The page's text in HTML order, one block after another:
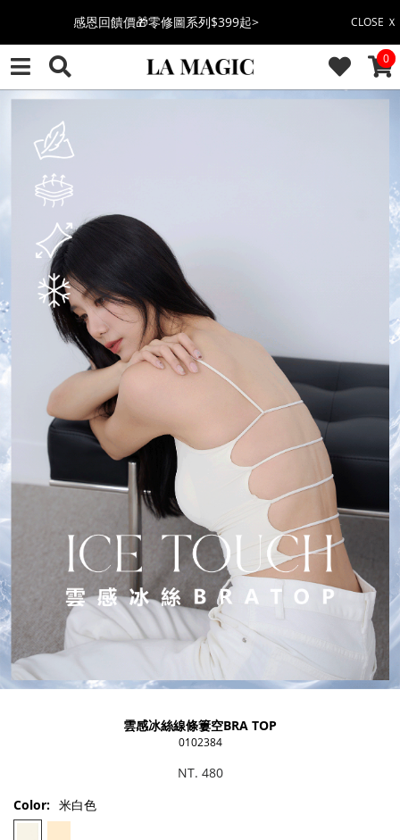
CLOSE Ｘ
全館滿$3000即贈「夏日條紋草編包」👜
絲柔莫代爾系列🤍任選兩件$1000
萊卡棉系列💫 2件$1100 | 4件$2000 | 6件$2700
🔥點擊立即➕官方LINE領取$100🔥
🎉週年慶全館88折(特價品除外/於結帳顯示)🎉
感恩回饋價🎁零修圖系列$399起>
0
雲感冰絲線條簍空BRA TOP
0102384
NT. 480
Color: 米白色